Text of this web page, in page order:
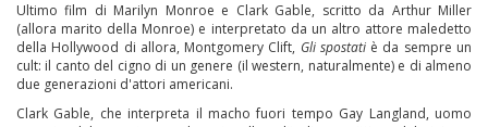
Ultimo film di Marilyn Monroe e Clark Gable, scritto da Arthur Miller
(allora marito della Monroe) e interpretato da un altro attore maledetto
della Hollywood di allora, Montgomery Clift, Gli spostati è da sempre un
cult: il canto del cigno di un genere (il western, naturalmente) e di almeno
due generazioni d'attori americani.
Clark Gable, che interpreta il macho fuori tempo Gay Langland, uomo